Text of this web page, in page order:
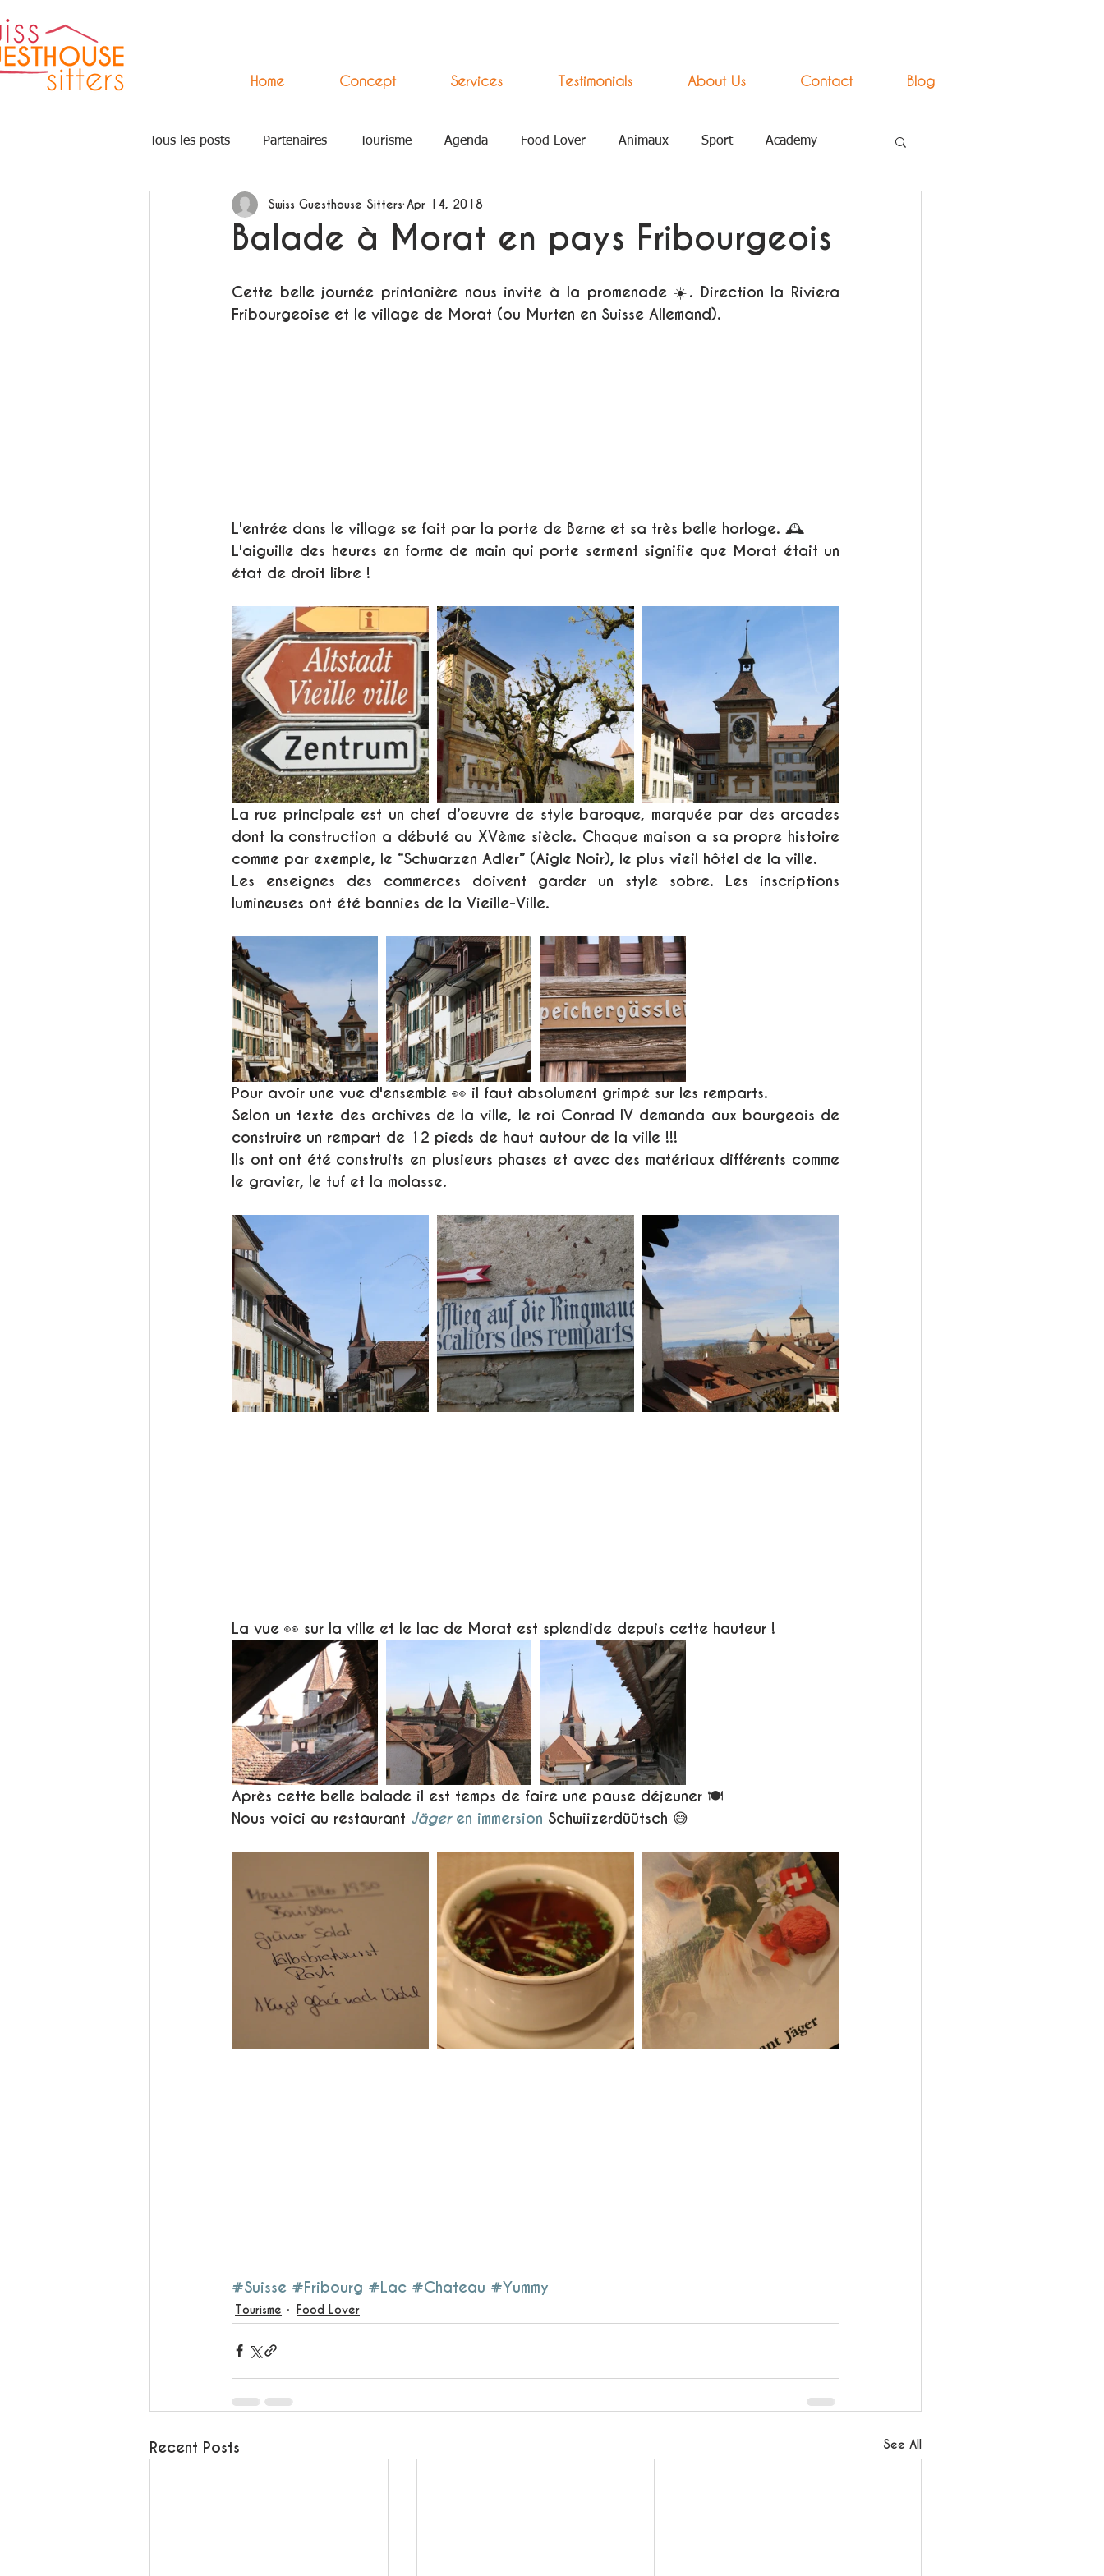
Home Concept Services Testimonials About Us Contact Blog
Tous les posts Partenaires Tourisme Agenda Food Lover Animaux Sport Academy
Arts Accompagnement Numérique
Balade à Morat en pays Fribourgeois
Swiss Guesthouse Sitters Apr 14, 2018
Cette belle journée printanière nous invite à la promenade ☀️. Direction la Riviera
Fribourgeoise et le village de Morat (ou Murten en Suisse Allemand).
L'entrée dans le village se fait par la porte de Berne et sa très belle horloge. 🕰
L'aiguille des heures en forme de main qui porte serment signifie que Morat était un
état de droit libre !
La rue principale est un chef d’oeuvre de style baroque, marquée par des arcades
dont la construction a débuté au XVème siècle. Chaque maison a sa propre histoire
comme par exemple, le “Schwarzen Adler” (Aigle Noir), le plus vieil hôtel de la ville.
Les enseignes des commerces doivent garder un style sobre. Les inscriptions
lumineuses ont été bannies de la Vieille-Ville.
Pour avoir une vue d'ensemble 👀 il faut absolument grimpé sur les remparts.
Selon un texte des archives de la ville, le roi Conrad IV demanda aux bourgeois de
construire un rempart de 12 pieds de haut autour de la ville !!!
Ils ont ont été construits en plusieurs phases et avec des matériaux différents comme
le gravier, le tuf et la molasse.
La vue 👀 sur la ville et le lac de Morat est splendide depuis cette hauteur !
Après cette belle balade il est temps de faire une pause déjeuner 🍽
Nous voici au restaurant Jäger en immersion Schwiizerdüütsch 😅
#Suisse #Fribourg #Lac #Chateau #Yummy
Tourisme Food Lover
Recent Posts See All